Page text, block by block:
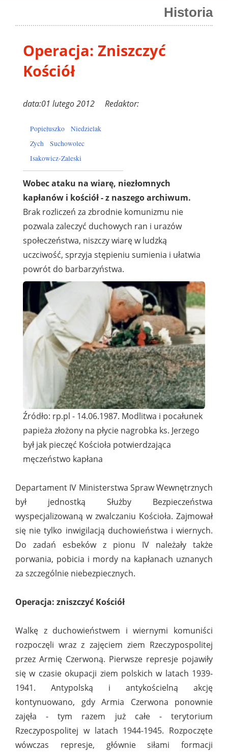
Historia
Operacja: Zniszczyć
Kościół
data:01 lutego 2012 Redaktor:
Popiełuszko
Niedzielak
Zych
Suchowolec
Isakowicz-Zaleski
Wobec ataku na wiarę, niezłomnych
kapłanów i kościół - z naszego archiwum.
Brak rozliczeń za zbrodnie komunizmu nie
pozwala zaleczyć duchowych ran i urazów
społeczeństwa, niszczy wiarę w ludzką
uczciwość, sprzyja stępieniu sumienia i ułatwia
powrót do barbarzyństwa.
Źródło: rp.pl - 14.06.1987. Modlitwa i pocałunek
papieża złożony na płycie nagrobka ks. Jerzego
był jak pieczęć Kościoła potwierdzająca
męczeństwo kapłana
Departament IV Ministerstwa Spraw Wewnętrznych
był jednostką Służby Bezpieczeństwa
wyspecjalizowaną w zwalczaniu Kościoła. Zajmował
się nie tylko inwigilacją duchowieństwa i wiernych.
Do zadań esbeków z pionu IV należały także
porwania, pobicia i mordy na kapłanach uznanych
za szczególnie niebezpiecznych.
Operacja: zniszczyć Kościół
Walkę z duchowieństwem i wiernymi komuniści
rozpoczęli wraz z zajęciem ziem Rzeczypospolitej
przez Armię Czerwoną. Pierwsze represje pojawiły
się w czasie okupacji ziem polskich w latach 1939-
1941. Antypolską i antykościelną akcję
kontynuowano, gdy Armia Czerwona ponownie
zajęła - tym razem już całe - terytorium
Rzeczypospolitej w latach 1944-1945. Rozpoczęte
wówczas represje, głównie siłami formacji